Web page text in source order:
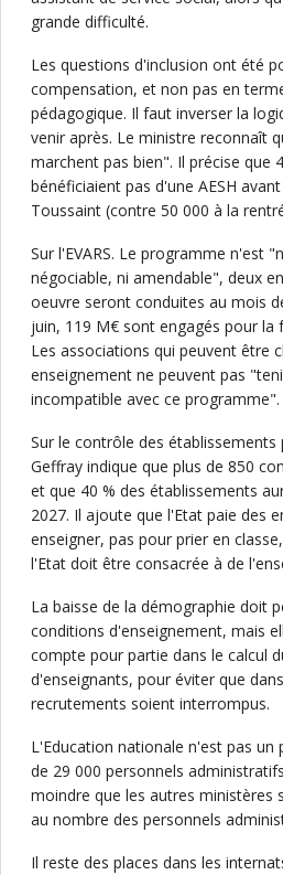
grande difficulté.
Les questions d'inclusion ont été
compensation, et non pas en
pédagogique. Il faut inverser la
venir après. Le ministre reconnaît
marchent pas bien". Il précise que
bénéficiaient pas d'une AESH
Toussaint (contre 50 000 à la
Sur l'EVARS. Le programme n'est
négociable, ni amendable", deux
oeuvre seront conduites au mois
juin, 119 M€ sont engagés pour la
Les associations qui peuvent être
enseignement ne peuvent pas
incompatible avec ce programme".
Sur le contrôle des établissements
Geffray indique que plus de 850
et que 40 % des établissements
2027. Il ajoute que l'Etat paie des
enseigner, pas pour prier en
l'Etat doit être consacrée à de
La baisse de la démographie doit
conditions d'enseignement, mais
compte pour partie dans le calcul
d'enseignants, pour éviter que
recrutements soient interrompus.
L'Education nationale n'est pas un
de 29 000 personnels
moindre que les autres ministères
au nombre des personnels
Il reste des places dans les